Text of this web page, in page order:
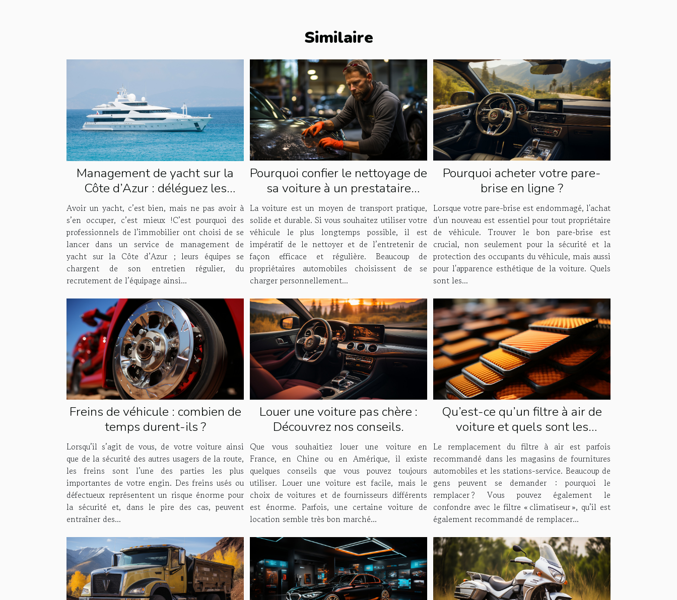
Similaire
Management de yacht sur la
Côte d’Azur : déléguez les
tâches à Houses & Fleets !
Avoir un yacht, c’est bien, mais ne pas avoir à
s’en occuper, c’est mieux !C’est pourquoi des
professionnels de l’immobilier ont choisi de se
lancer dans un service de management de
yacht sur la Côte d’Azur ; leurs équipes se
chargent de son entretien régulier, du
recrutement de l’équipage ainsi...
Pourquoi confier le nettoyage de
sa voiture à un prestataire
spécialisé ?
La voiture est un moyen de transport pratique,
solide et durable. Si vous souhaitez utiliser votre
véhicule le plus longtemps possible, il est
impératif de le nettoyer et de l’entretenir de
façon efficace et régulière. Beaucoup de
propriétaires automobiles choisissent de se
charger personnellement...
Pourquoi acheter votre pare-
brise en ligne ?
Lorsque votre pare-brise est endommagé, l'achat
d'un nouveau est essentiel pour tout propriétaire
de véhicule. Trouver le bon pare-brise est
crucial, non seulement pour la sécurité et la
protection des occupants du véhicule, mais aussi
pour l'apparence esthétique de la voiture. Quels
sont les...
Freins de véhicule : combien de
temps durent-ils ?
Lorsqu’il s’agit de vous, de votre voiture ainsi
que de la sécurité des autres usagers de la route,
les freins sont l’une des parties les plus
importantes de votre engin. Des freins usés ou
défectueux représentent un risque énorme pour
la sécurité et, dans le pire des cas, peuvent
entraîner des...
Louer une voiture pas chère :
Découvrez nos conseils.
Que vous souhaitiez louer une voiture en
France, en Chine ou en Amérique, il existe
quelques conseils que vous pouvez toujours
utiliser. Louer une voiture est facile, mais le
choix de voitures et de fournisseurs différents
est énorme. Parfois, une certaine voiture de
location semble très bon marché...
Qu’est-ce qu’un filtre à air de
voiture et quels sont les
avantages et inconvénients de
le remplacer ?
Le remplacement du filtre à air est parfois
recommandé dans les magasins de fournitures
automobiles et les stations-service. Beaucoup de
gens peuvent se demander : pourquoi le
remplacer ? Vous pouvez également le
confondre avec le filtre « climatiseur », qu’il est
également recommandé de remplacer...